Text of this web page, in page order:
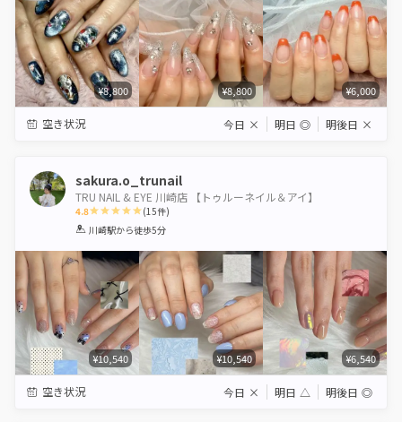
¥8,800 ¥8,800 ¥6,000
空き状況 今日 × 明日 ◎ 明後日 ×
sakura.o_trunail
TRU NAIL & EYE 川崎店 【トゥルーネイル＆アイ】
4.8
1 2 3 4 5
(15件)
川崎駅から徒歩5分
¥10,540 ¥10,540 ¥6,540
空き状況 今日 × 明日 △ 明後日 ◎